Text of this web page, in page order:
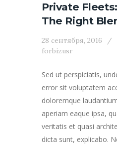
Private
The Right
28 сентября, 2016
forbizusr
Sed ut perspiciatis,
error sit voluptatem
doloremque
aperiam eaque ipsa,
veritatis et quasi
dicta sunt, explicabo.